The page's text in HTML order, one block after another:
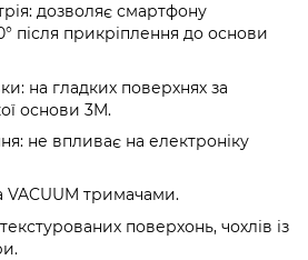
дозволяє смартфону
після прикріплення до основи
на гладких поверхнях за
основи 3M.
не впливає на електроніку
VACUUM тримачами.
поверхонь, чохлів із